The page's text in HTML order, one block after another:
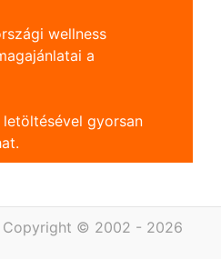
wellness
a
gyorsan
Copyright © 2002 - 2026